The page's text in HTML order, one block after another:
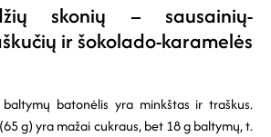
skonių – sausainių-
ir šokolado-karamelės
baltymų batonėlis yra minkštas ir traškus.
g) yra mažai cukraus, bet 18 g baltymų, t.